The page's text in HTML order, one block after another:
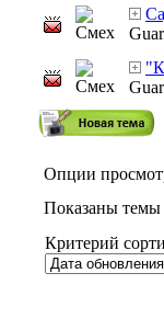
Опции
Показаны темы
Критерий